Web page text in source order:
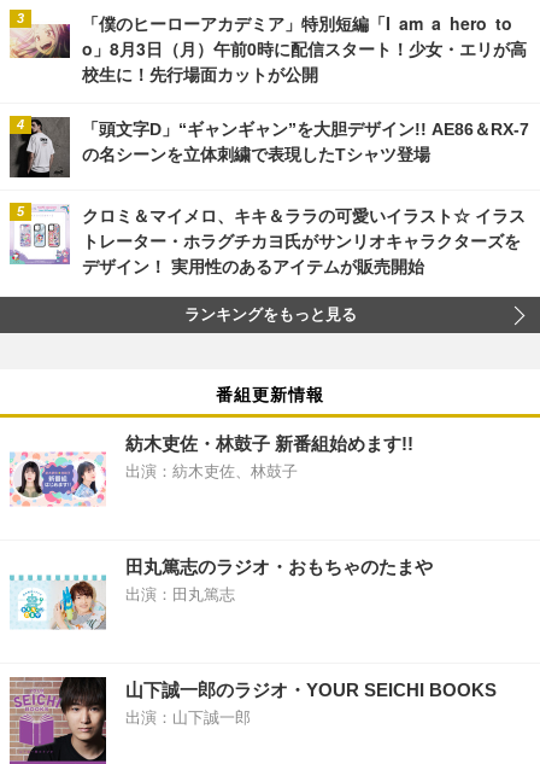
「僕のヒーローアカデミア」特別短編「I am a hero to
o」8月3日（月）午前0時に配信スタート！少女・エリが高
校生に！先行場面カットが公開
「頭文字D」“ギャンギャン”を大胆デザイン!! AE86＆RX-7
の名シーンを立体刺繍で表現したTシャツ登場
クロミ＆マイメロ、キキ＆ララの可愛いイラスト☆ イラス
トレーター・ホラグチカヨ氏がサンリオキャラクターズを
デザイン！ 実用性のあるアイテムが販売開始
ランキングをもっと見る
番組更新情報
紡木吏佐・林鼓子 新番組始めます!!
出演：紡木吏佐、林鼓子
田丸篤志のラジオ・おもちゃのたまや
出演：田丸篤志
山下誠一郎のラジオ・YOUR SEICHI BOOKS
出演：山下誠一郎